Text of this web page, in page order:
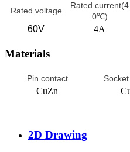
Rated voltage
Rated current(4
0℃)
60V 4A
Materials
Pin contact
CuZn
2D Drawing